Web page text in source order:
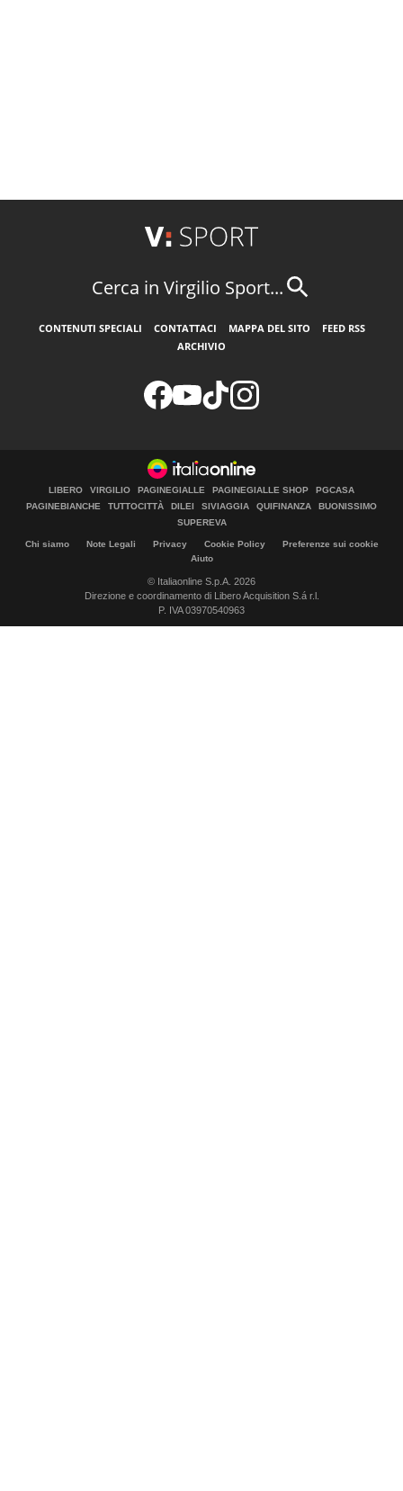
Cerca in Virgilio Sport...
CONTENUTI SPECIALI CONTATTACI MAPPA DEL SITO
FEED RSS
ARCHIVIO
LIBERO VIRGILIO PAGINEGIALLE PAGINEGIALLE SHOP
PGCASA
PAGINEBIANCHE
TUTTOCITTÀ DILEI SIVIAGGIA QUIFINANZA
BUONISSIMO
SUPEREVA
Chi siamo Note Legali Privacy Cookie Policy
Preferenze sui cookie
Aiuto
© Italiaonline S.p.A. 2026
Direzione e coordinamento di Libero Acquisition S.á r.l.
P. IVA 03970540963